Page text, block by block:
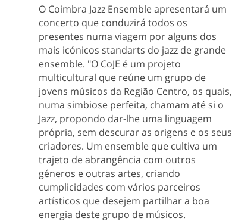
O Coimbra Jazz Ensemble apresentará um
concerto que conduzirá todos os
presentes numa viagem por alguns dos
mais icónicos standarts do jazz de grande
ensemble. "O CoJE é um projeto
multicultural que reúne um grupo de
jovens músicos da Região Centro, os quais,
numa simbiose perfeita, chamam até si o
Jazz, propondo dar-lhe uma linguagem
própria, sem descurar as origens e os seus
criadores. Um ensemble que cultiva um
trajeto de abrangência com outros
géneros e outras artes, criando
cumplicidades com vários parceiros
artísticos que desejem partilhar a boa
energia deste grupo de músicos.